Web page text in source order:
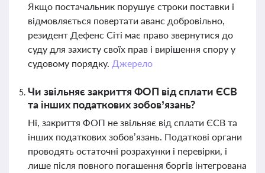
Якщо постачальник порушує строки поставки і
відмовляється повертати аванс добровільно,
резидент Дефенс Сіті має право звернутися до
суду для захисту своїх прав і вирішення спору у
судовому порядку. Джерело
Чи звільняє закриття ФОП від сплати ЄСВ
та інших податкових зобов’язань?
Ні, закриття ФОП не звільняє від сплати ЄСВ та
інших податкових зобов’язань. Податкові органи
проводять остаточні розрахунки і перевірки, і
лише після повного погашення боргів інтегрована